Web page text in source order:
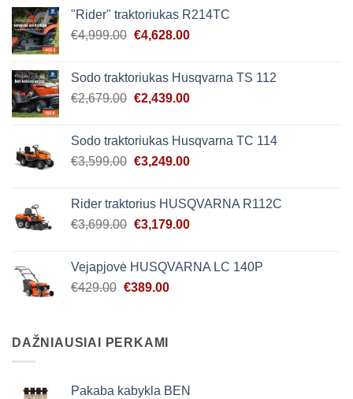
€4,450.00.€4,139.00.
"Rider" traktoriukas R214TC
€4,999.00 Original
€4,999.00.
€4,628.00Current
€4,628.00.
Sodo traktoriukas Husqvarna TS 112
€2,679.00 Original
€2,679.00.
€2,439.00Current
€2,439.00.
Sodo traktoriukas Husqvarna TC 114
€3,599.00 Original
€3,599.00.
€3,249.00Current
€3,249.00.
Rider traktorius HUSQVARNA R112C
€3,699.00 Original
€3,699.00.
€3,179.00Current
€3,179.00.
Vejapjovė HUSQVARNA LC 140P
€429.00 Original
€429.00.
€389.00Current
DAŽNIAUSIAI PERKAMI
Pakaba kabykla BEN